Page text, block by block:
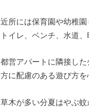
近所には保育園や幼稚
トイレ、ベンチ、水道
都営アパートに隣接し
方に配慮のある遊び方を
草木が多い分夏はやぶ